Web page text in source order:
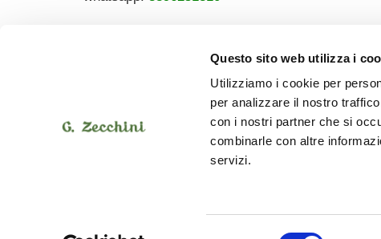
Questo sito web utilizza i
Utilizziamo i cookie per
per analizzare il nostro
con i nostri partner che si
combinarle con altre
servizi.